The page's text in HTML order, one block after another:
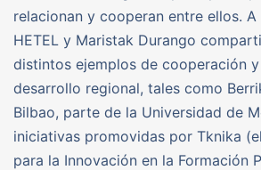
relacionan y cooperan entre ellos.
HETEL y Maristak Durango
distintos ejemplos de cooperación
desarrollo regional, tales como
Bilbao, parte de la Universidad de
iniciativas promovidas por Tknika
para la Innovación en la Formación